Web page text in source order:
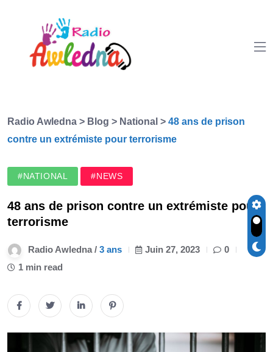
Radio Awledna > Blog > National > 48 ans de prison
contre un extrémiste pour terrorisme
#NATIONAL #NEWS
48 ans de prison contre un extrémiste pour
terrorisme
Radio Awledna / 3 ans Juin 27, 2023
0
1 min read